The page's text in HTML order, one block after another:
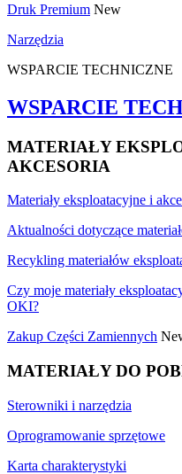
Druk Premium New
Narzędzia
WSPARCIE TECHNICZNE
WSPARCIE
MATERIAŁY
AKCESORIA
Materiały eksploatacyjne i
Aktualności dotyczące
Recykling materiałów
Czy moje materiały
OKI?
Zakup Części Zamiennych
MATERIAŁY DO
Sterowniki i narzędzia
Oprogramowanie sprzętowe
Karta charakterystyki